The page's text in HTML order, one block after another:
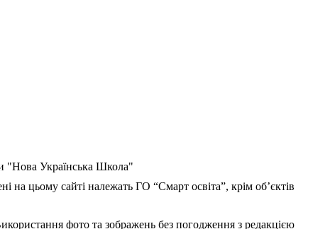
"Нова Українська Школа"
на цьому сайті належать ГО “Смарт освіта”, крім об’єктів
фото та зображень без погодження з редакцією